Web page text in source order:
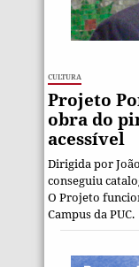
Cultura
Projeto
obra do
acessível
Dirigida por
conseguiu
O Projeto
Campus da PUC.